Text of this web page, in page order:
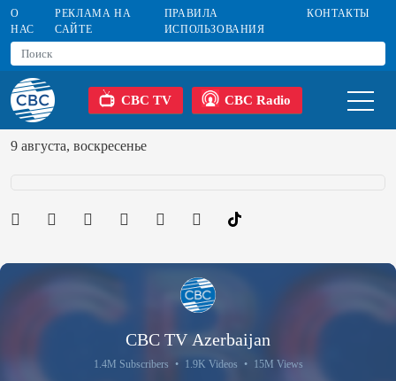
О
НАС
РЕКЛАМА НА
САЙТЕ
ПРАВИЛА
ИСПОЛЬЗОВАНИЯ
КОНТАКТЫ
CBC TV CBC Radio
9 августа, воскресенье
CBC TV Azerbaijan
1.4M Subscribers • 1.9K Videos • 15M Views